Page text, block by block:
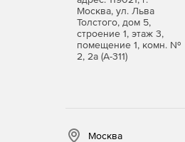
экспорт данных
DXF, DWG,
Москва, ул. Льва
Толстого, дом 5,
строение 1, этаж 3,
помещение 1, комн. №
2, 2а (А-311)
Москва